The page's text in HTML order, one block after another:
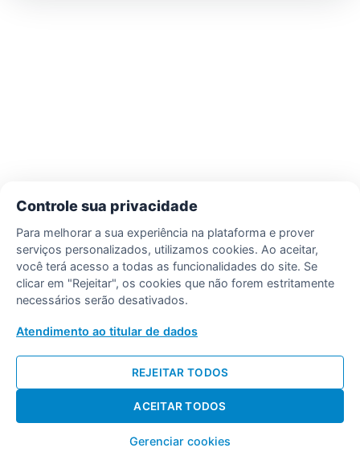
Controle sua privacidade
Para melhorar a sua experiência na plataforma e prover
serviços personalizados, utilizamos cookies. Ao aceitar,
você terá acesso a todas as funcionalidades do site. Se
clicar em "Rejeitar", os cookies que não forem estritamente
necessários serão desativados.
Atendimento ao titular de dados
Gerenciar cookies
REJEITAR TODOS
ACEITAR TODOS